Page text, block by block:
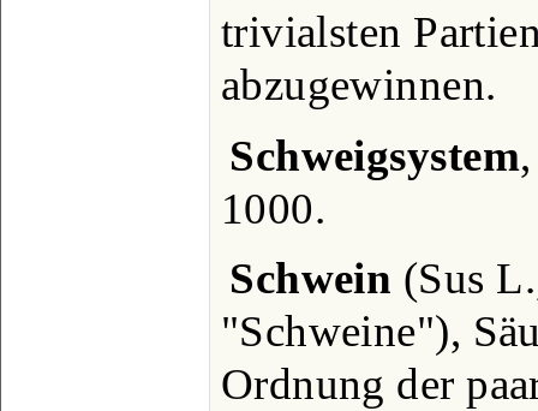
trivialsten
abzugewinnen.
Schweigsystem
1000.
Schwein (Sus
"Schweine"),
Ordnung der